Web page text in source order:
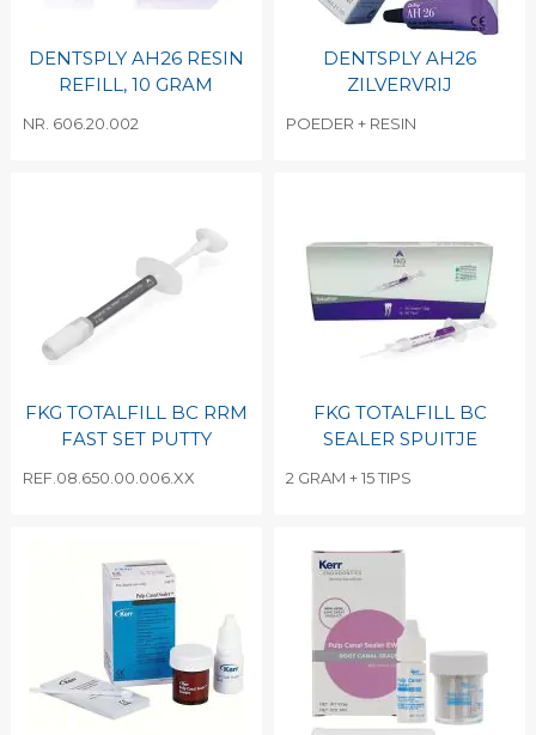
DENTSPLY AH26 RESIN
REFILL, 10 GRAM
NR. 606.20.002
DENTSPLY AH26
ZILVERVRIJ
POEDER + RESIN
FKG TOTALFILL BC RRM
FAST SET PUTTY
REF.08.650.00.006.XX
FKG TOTALFILL BC
SEALER SPUITJE
2 GRAM + 15 TIPS